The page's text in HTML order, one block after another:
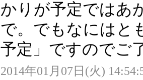
かりが予定ではあ
で。でもなにはと
予定」ですのでご
2014年01月07日(火)